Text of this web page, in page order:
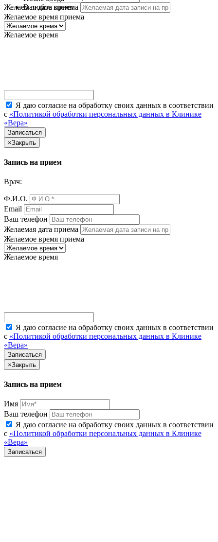
Желаемая дата приема
Желаемое время приема
Желаемое время
Я даю согласие на обработку своих данных в соответствии
с «Политикой обработки персональных данных в Клинике
«Вера»
×Закрыть
Запись на прием
Врач:
Ф.И.О.
Email
Ваш телефон
Желаемая дата приема
Желаемое время приема
Желаемое время
В любое время
Я даю согласие на обработку своих данных в соответствии
с «Политикой обработки персональных данных в Клинике
«Вера»
×Закрыть
Запись на прием
Имя
Ваш телефон
Я даю согласие на обработку своих данных в соответствии
с «Политикой обработки персональных данных в Клинике
«Вера»